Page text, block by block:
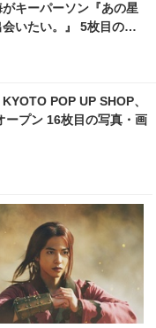
キーパーソン『あの星
いたい。』 5枚目の写
POP UP SHOP、
ープン 16枚目の写真・画